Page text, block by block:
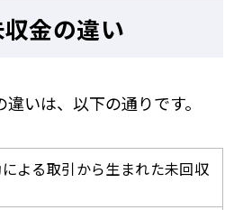
金の違い
いは、以下の通りです。
よる取引から生まれた未回収